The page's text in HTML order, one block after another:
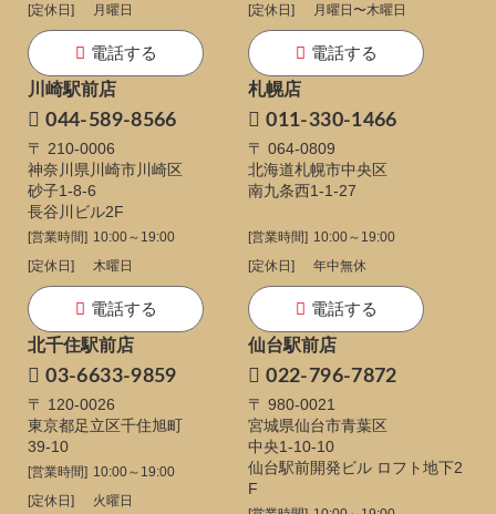
[定休日]
月曜日
電話する
[定休日]
月曜日〜木曜日
電話する
川崎駅前店
044-589-8566
〒 210-0006
神奈川県川崎市川崎区
砂子1-8-6
長谷川ビル2F
[営業時間] 10:00～19:00
[定休日]
木曜日
電話する
札幌店
011-330-1466
〒 064-0809
北海道札幌市中央区
南九条西1-1-27
[営業時間] 10:00～19:00
[定休日]
年中無休
電話する
北千住駅前店
03-6633-9859
〒 120-0026
東京都足立区千住旭町
39-10
[営業時間] 10:00～19:00
[定休日]
火曜日
仙台駅前店
022-796-7872
〒 980-0021
宮城県仙台市青葉区
中央1-10-10
仙台駅前開発ビル ロフト地下2
F